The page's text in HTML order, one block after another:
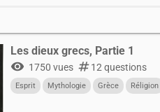
Les dieux grecs, Partie 1
visibility 1750 vues numbers12 questions
Esprit Mythologie Grèce Réligion